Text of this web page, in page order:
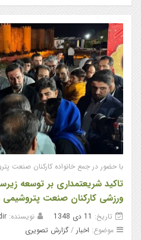
با حضور در جمع خانواده کارکنان صنعت
تاکید شریعتمداری بر توسعه
ورزشی کارکنان صنعت پتروشیمی
تاریخ: 11 دی 1348 نویسنده:
موضوع: اخبار / گزارش تصویری